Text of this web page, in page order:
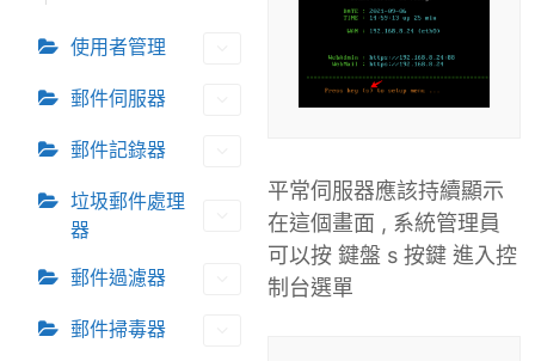
使用者管理
郵件伺服器
郵件記錄器
垃圾郵件處理
器
郵件過濾器
郵件掃毒器
平常伺服器應該持續顯示
在這個畫面 , 系統管理員
可以按 鍵盤 s 按鍵 進入控
制台選單